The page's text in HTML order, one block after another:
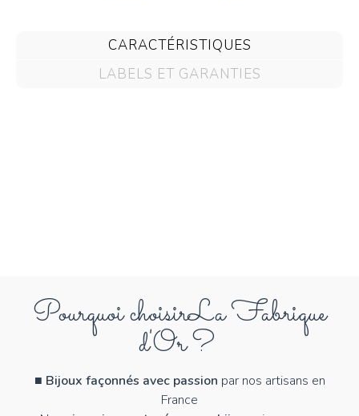
CARACTÉRISTIQUES
LABELS ET GARANTIES
Pourquoi choisirLa Fabrique
d'Or ?
■ Bijoux façonnés avec passion par nos artisans en
France